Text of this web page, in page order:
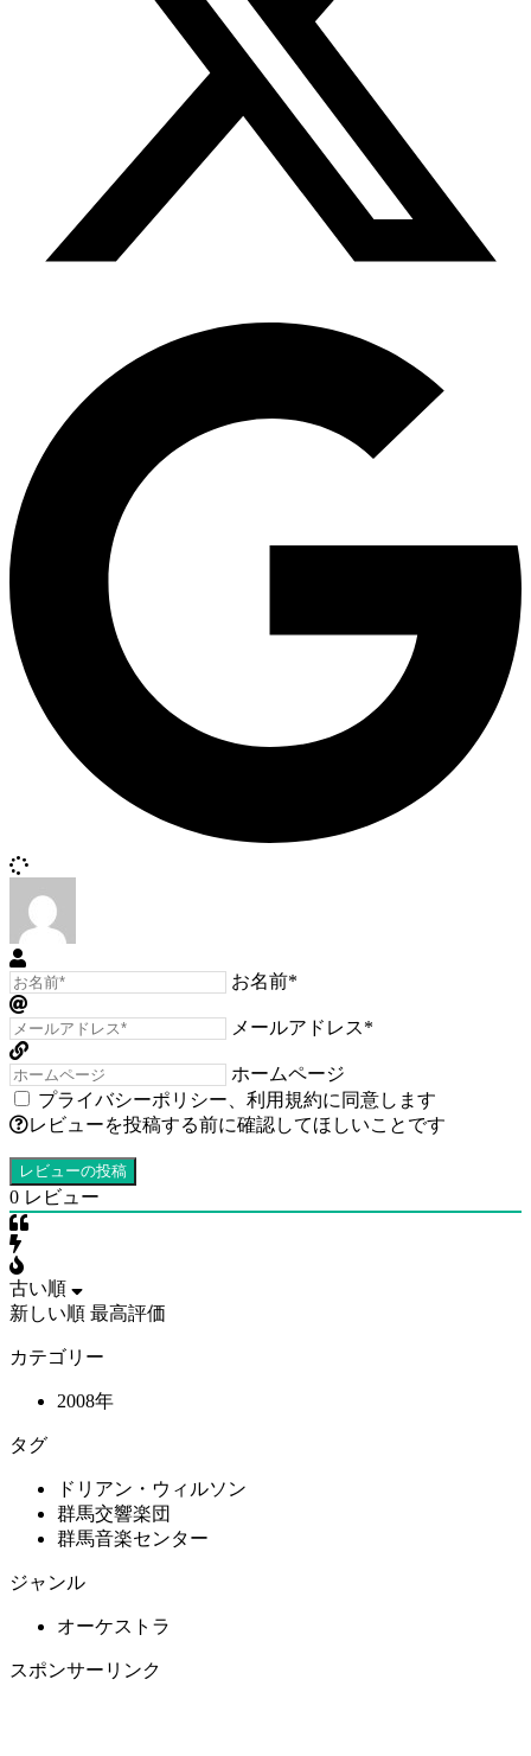
お名前*
メールアドレス*
ホームページ
プライバシーポリシー
利用規約に同意します
レビューを投稿する前に確認してほしいことです
0 レビュー
古い順
新しい順 最高評価
カテゴリー
2008年
タグ
ドリアン・ウィルソン
群馬交響楽団
群馬音楽センター
ジャンル
オーケストラ
スポンサーリンク